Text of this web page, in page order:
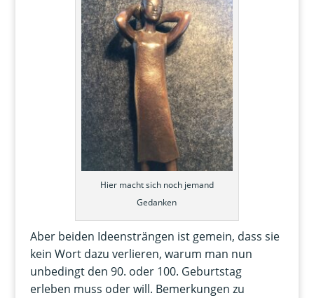
Hier macht sich noch jemand
Gedanken
Aber beiden Ideensträngen ist gemein, dass sie
kein Wort dazu verlieren, warum man nun
unbedingt den 90. oder 100. Geburtstag
erleben muss oder will. Bemerkungen zu